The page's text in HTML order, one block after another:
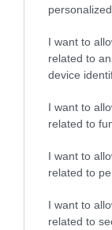
I want to
related to
device
I want to
related to
I want to
related to
I want to
related to
A
gondolni,
olyan,
valóság
középkori
Így
TÓTH EMMA